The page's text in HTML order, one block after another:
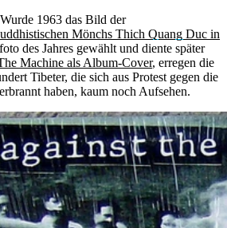
1963 das Bild der
Mönchs Thich Quang Duc in
des Jahres gewählt und diente später
Machine als Album-Cover, erregen die
Tibeter, die sich aus Protest gegen die
haben, kaum noch Aufsehen.